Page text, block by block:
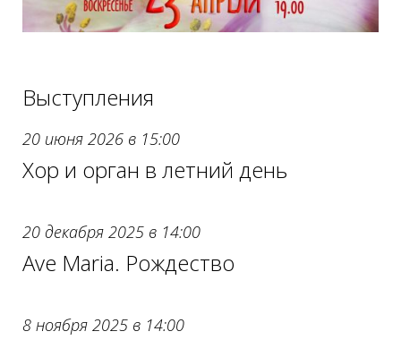
Выступления
20 июня 2026 в 15:00
Хор и орган в летний день
20 декабря 2025 в 14:00
Ave Maria. Рождество
8 ноября 2025 в 14:00